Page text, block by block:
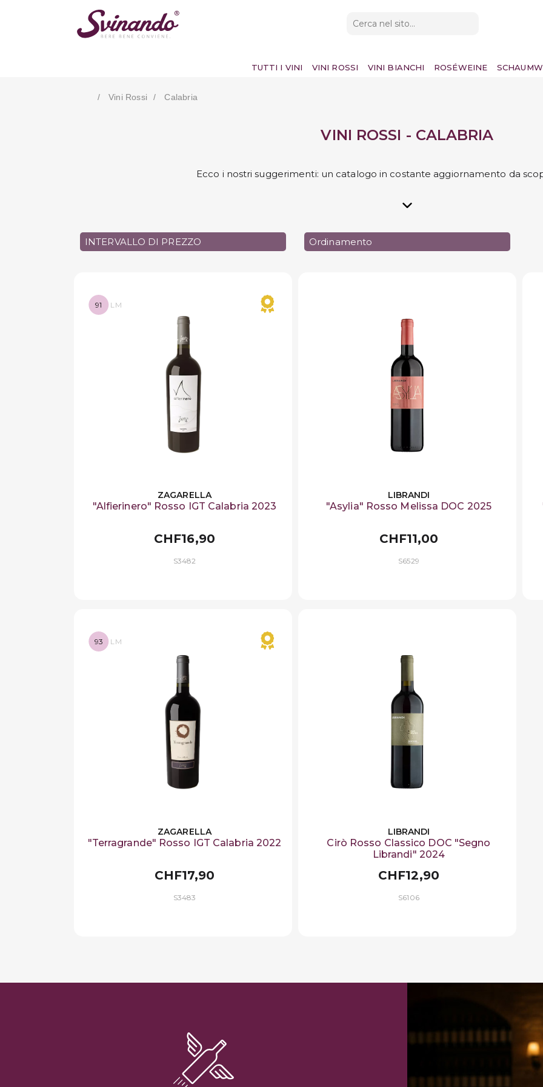
TUTTI I VINI VINI ROSSI VINI BIANCHI ROSÉWEINE
Vini Rossi Calabria
VINI ROSSI - CALABRIA
Ecco i nostri suggerimenti: un catalogo in costante aggiornamento da
INTERVALLO DI PREZZO Ordinamento
91 LM
ZAGARELLA
"Alfierinero" Rosso IGT Calabria 2023
CHF16,90
S3482
LIBRANDI
"Asylia" Rosso Melissa DOC 2025
CHF11,00
S6529
93 LM
ZAGARELLA
"Terragrande" Rosso IGT Calabria 2022
CHF17,90
S3483
LIBRANDI
Cirò Rosso Classico DOC "Segno
Librandi" 2024
CHF12,90
S6106